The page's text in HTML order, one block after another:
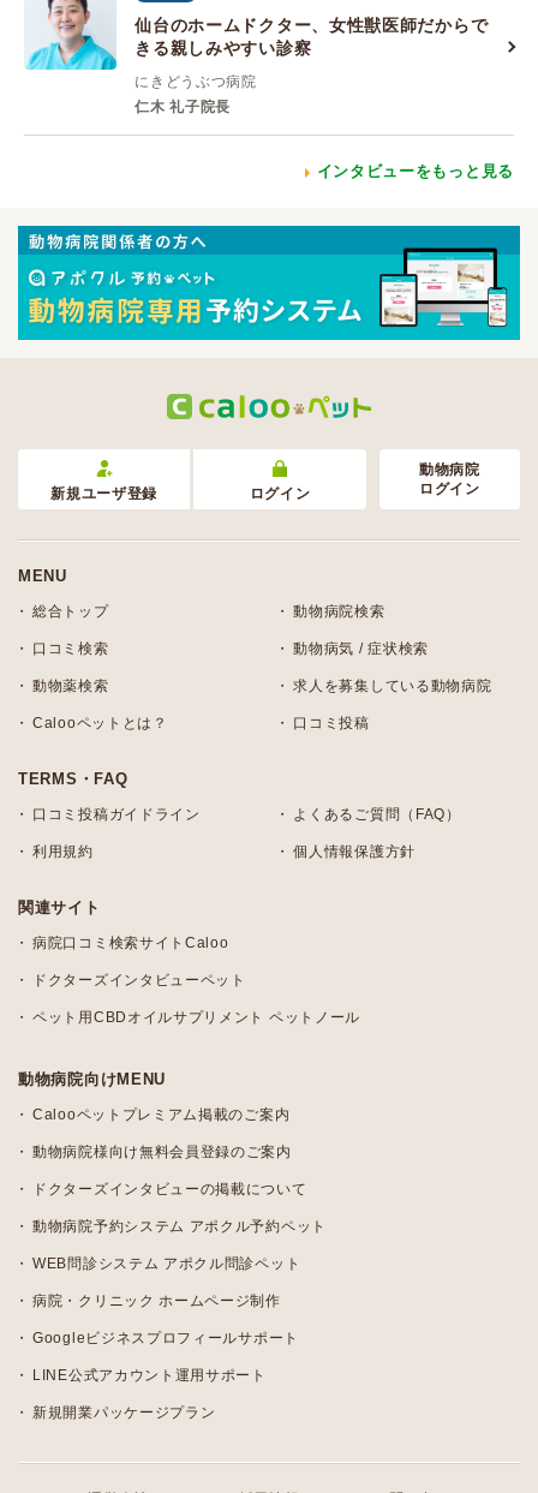
仙台のホームドクター、女性獣医師だからで
きる親しみやすい診察
にきどうぶつ病院
仁木 礼子院長
インタビューをもっと見る
新規ユーザ登録 ログイン
動物病院
ログイン
MENU
総合トップ 動物病院検索
口コミ検索 動物病気 / 症状検索
動物薬検索 求人を募集している動物病院
Calooペットとは？ 口コミ投稿
TERMS・FAQ
口コミ投稿ガイドライン よくあるご質問（FAQ）
利用規約 個人情報保護方針
関連サイト
病院口コミ検索サイトCaloo
ドクターズインタビューペット
ペット用CBDオイルサプリメント ペットノール
動物病院向けMENU
Calooペットプレミアム掲載のご案内
動物病院様向け無料会員登録のご案内
ドクターズインタビューの掲載について
動物病院予約システム アポクル予約ペット
WEB問診システム アポクル問診ペット
病院・クリニック ホームページ制作
Googleビジネスプロフィールサポート
LINE公式アカウント運用サポート
新規開業パッケージプラン